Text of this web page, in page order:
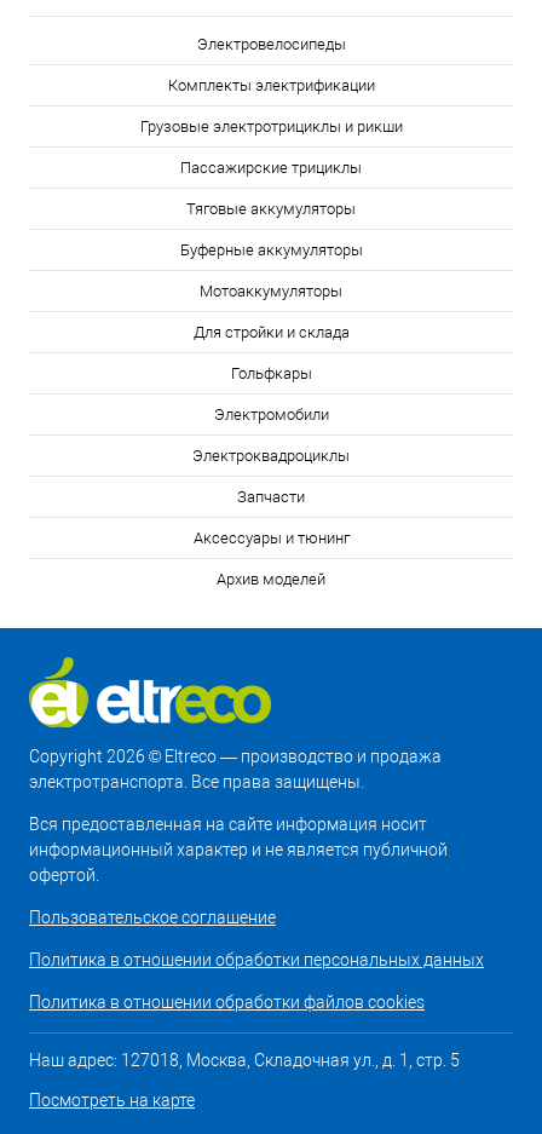
Электровелосипеды
Комплекты электрификации
Грузовые электротрициклы и рикши
Пассажирские трициклы
Тяговые аккумуляторы
Буферные аккумуляторы
Мотоаккумуляторы
Для стройки и склада
Гольфкары
Электромобили
Электроквадроциклы
Запчасти
Аксессуары и тюнинг
Архив моделей
Copyright 2026 © Eltreco — производство и продажа
электротранспорта. Все права защищены.
Вся предоставленная на сайте информация носит
информационный характер и не является публичной
офертой.
Пользовательское соглашение
Политика в отношении обработки персональных данных
Политика в отношении обработки файлов cookies
Наш адрес: 127018, Москва, Складочная ул., д. 1, стр. 5
Посмотреть на карте